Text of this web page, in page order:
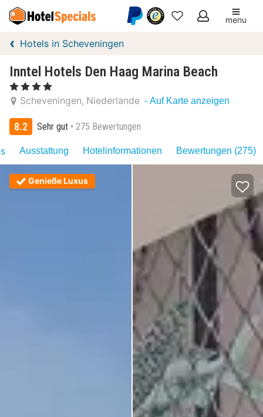
Meine
menu
Hotels in Scheveningen
Inntel Hotels Den Haag Marina Beach
, 4 Sterne
Scheveningen Niederlande - Auf Karte anzeigen
8.2 Sehr gut 275 Bewertungen
Ausstattung Hotelinformationen Bewertungen (275)
Genieße Luxus